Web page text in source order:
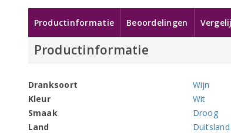
Productinformatie Beoordelingen
Productinformatie
Dranksoort
Wijn
Kleur
Wit
Smaak
Droog
Land
Duitsland